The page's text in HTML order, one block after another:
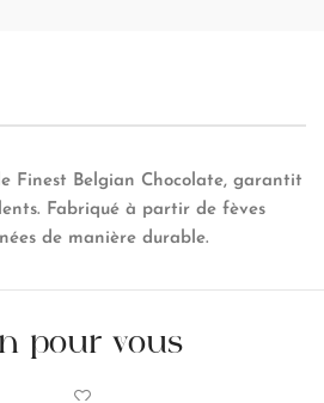
Finest Belgian Chocolate, garantit
Fabriqué à partir de fèves
de manière durable.
pour vous